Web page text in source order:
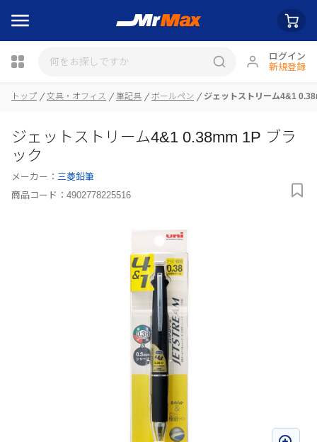
ログイン
新規登録
瓶詰
トップ 文具・オフィス 筆記具 ボールペン ジェットストリーム4&1
ジェットストリーム4&1 0.38mm 1P ブラ
ック
メーカー： 三菱鉛筆
商品コード： 4902778225516